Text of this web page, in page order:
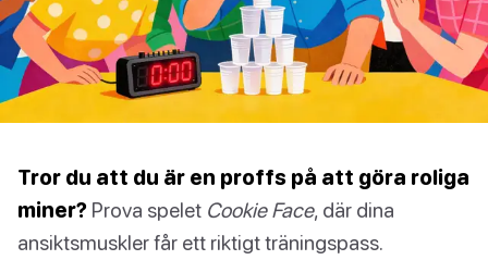
Tror du att du är en proffs på att göra roliga
miner? Prova spelet Cookie Face, där dina
ansiktsmuskler får ett riktigt träningspass.